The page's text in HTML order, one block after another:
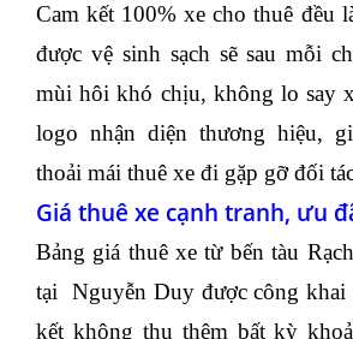
Cam kết 100% xe cho thuê đều
được vệ sinh sạch sẽ sau mỗi
mùi hôi khó chịu, không lo say
logo nhận diện thương hiệu,
thoải mái thuê xe đi gặp gỡ đối
Giá thuê xe cạnh tranh, ưu
Bảng giá thuê xe từ bến tàu
tại Nguyễn Duy được công khai
kết không thu thêm bất kỳ